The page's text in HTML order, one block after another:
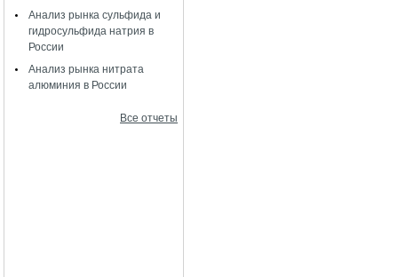
Анализ рынка сульфида и
гидросульфида натрия в
России
Анализ рынка нитрата
алюминия в России
Все отчеты